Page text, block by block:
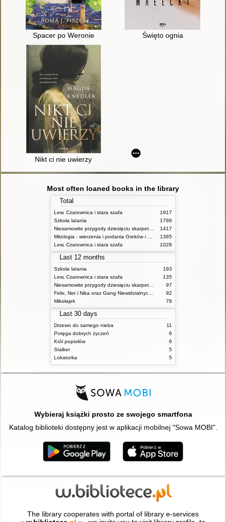
Spacer po Weronie Święto ognia
Nikt ci nie uwierzy
Most often loaned books in the library
Total
Lew, Czarownica i stara szafa
1917
Szkoła latania
1788
1417
1385
Lew, Czarownica i stara szafa
1028
Last 12 months
Szkoła latania
193
Lew, Czarownica i stara szafa
135
97
92
Mikołajek
78
Last 30 days
Drzewo do samego nieba
11
Potęga dobrych życzeń
6
Król popiołów
6
Stalker
5
Lokatorka
5
Wybieraj książki prosto ze swojego smartfona
Katalog biblioteki dostępny jest w aplikacji mobilnej "Sowa MOBI".
The library cooperates with portal of library e-services